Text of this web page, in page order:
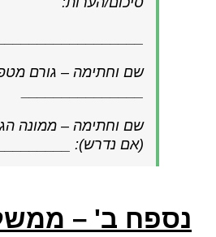
שם וחתימה – גורם
שם וחתימה – ממונה
(אם נדרש):
נספח ב'
–